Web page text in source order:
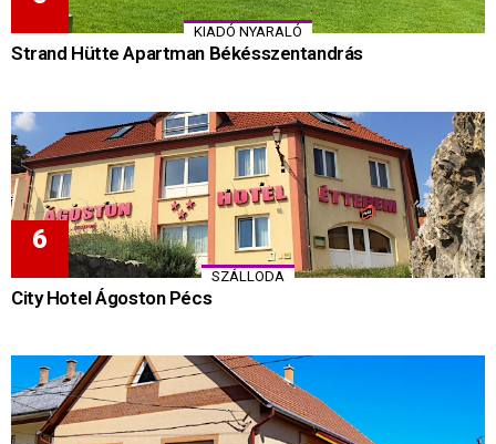
KIADÓ NYARALÓ
Strand Hütte Apartman Békésszentandrás
SZÁLLODA
City Hotel Ágoston Pécs